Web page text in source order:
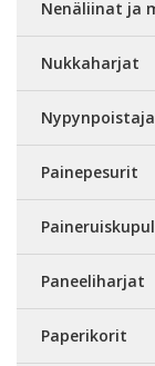
Nenäliinat ja
Nukkaharjat
Painepesurit
Paneeliharjat
Paperikorit